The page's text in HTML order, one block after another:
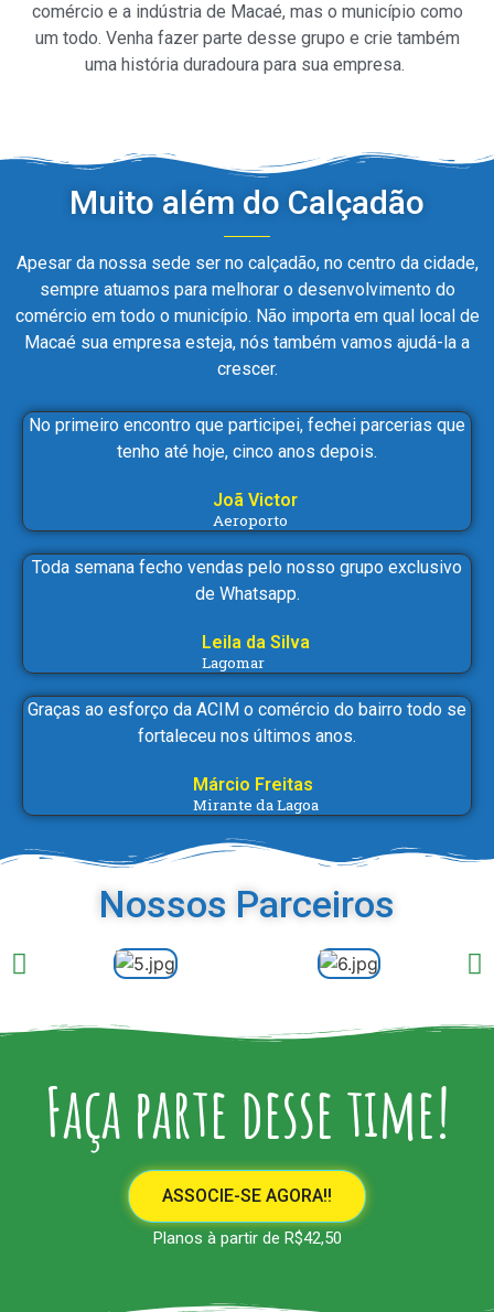
comércio e a indústria de Macaé, mas o município como
um todo. Venha fazer parte desse grupo e crie também
uma história duradoura para sua empresa.
Muito além do Calçadão
Apesar da nossa sede ser no calçadão, no centro da cidade,
sempre atuamos para melhorar o desenvolvimento do
comércio em todo o município. Não importa em qual local de
Macaé sua empresa esteja, nós também vamos ajudá-la a
crescer.
No primeiro encontro que participei, fechei parcerias que
tenho até hoje, cinco anos depois.
Joã Victor
Aeroporto
Toda semana fecho vendas pelo nosso grupo exclusivo
de Whatsapp.
Leila da Silva
Lagomar
Graças ao esforço da ACIM o comércio do bairro todo se
fortaleceu nos últimos anos.
Márcio Freitas
Mirante da Lagoa
Nossos Parceiros
Faça parte desse time!
ASSOCIE-SE AGORA!!
Planos à partir de R$42,50